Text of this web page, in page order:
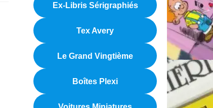
Ex-Libris Sérigraphiés
Tex Avery
Le Grand Vingtième
Boîtes Plexi